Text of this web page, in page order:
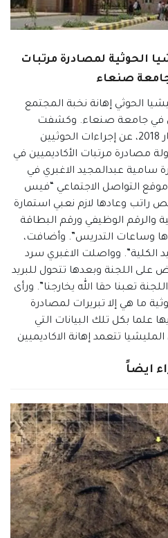
الحوثية لمصادرة مرتبات
جامعة صنعاء
الحوثي إهانة نخبة المجتمع
في جامعة صنعاء. وكشفت
أكاديمية، الخميس، 31 مايو /أيار 2018، عن إجراءات الحوثيين
مصادرة مرتبات الأكاديميين في
سامية عبدالمجيد الاغبري في
التواصل الاجتماعي “فيس
راتب وعادها لازم نعبي استمارة
الوظيفي ورقم البطاقة
وساعات التدريس”. وأضافت،
الكلية”. وواصلت الاغبري سرد
على اللجنة وبعدها تتحول للبريد
تعبنا حقا الله يخارجنا”. ورأى
ما هي إلا تبريرات لمصادرة
علما بكل تلك البيانات التي
تتعمد إهانة الاكاديميين
ايضاً